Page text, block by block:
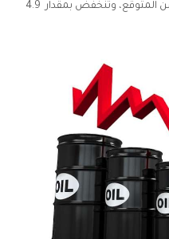
مخزونات النفط الأمريكية تهبط بأكبر من المتوقع، وتنخفض بمقدار 4.9